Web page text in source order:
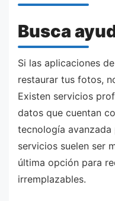
Busca
Si las aplicaciones
restaurar tus fotos,
Existen servicios
datos que cuentan
tecnología
servicios suelen ser
última opción para
irremplazables.